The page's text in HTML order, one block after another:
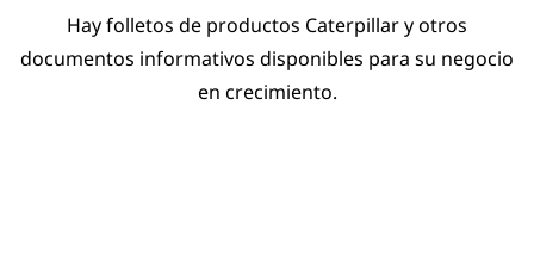
Hay folletos de productos Caterpillar y otros
documentos informativos disponibles para su negocio
en crecimiento.